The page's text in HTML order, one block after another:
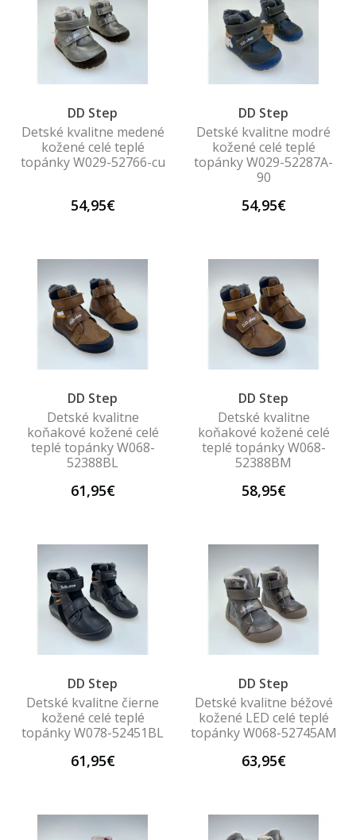
DD Step
Detské kvalitne medené
kožené celé teplé
topánky W029-52766-cu
54,95€
DD Step
Detské kvalitne modré
kožené celé teplé
topánky W029-52287A-
90
54,95€
DD Step
Detské kvalitne
koňakové kožené celé
teplé topánky W068-
52388BL
61,95€
DD Step
Detské kvalitne
koňakové kožené celé
teplé topánky W068-
52388BM
58,95€
DD Step
Detské kvalitne čierne
kožené celé teplé
topánky W078-52451BL
61,95€
DD Step
Detské kvalitne béžové
kožené LED celé teplé
topánky W068-52745AM
63,95€